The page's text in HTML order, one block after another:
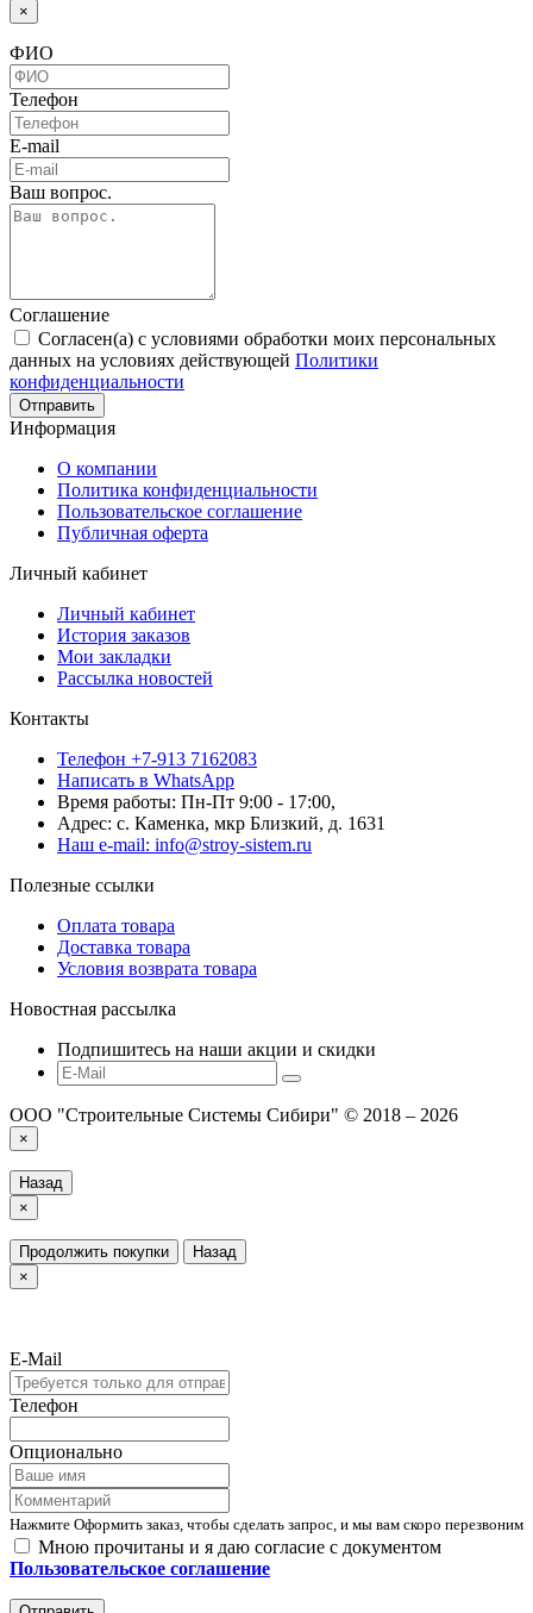
×
ФИО
Телефон
E-mail
Ваш вопрос.
Соглашение
Согласен(а) с условиями обработки моих персональных
данных на условиях действующей Политики
конфиденциальности
Отправить
Информация
О компании
Политика конфиденциальности
Пользовательское соглашение
Публичная оферта
Личный кабинет
Личный кабинет
История заказов
Мои закладки
Рассылка новостей
Контакты
Телефон +7-913 7162083
Написать в WhatsApp
Время работы: Пн-Пт 9:00 - 17:00,
Адрес: с. Каменка, мкр Близкий, д. 1631
Наш e-mail: info@stroy-sistem.ru
Полезные ссылки
Оплата товара
Доставка товара
Условия возврата товара
Новостная рассылка
Подпишитесь на наши акции и скидки
ООО "Строительные Системы Сибири" © 2018 – 2026
×
Назад
×
Продолжить покупки
Назад
×
E-Mail
Телефон
Опционально
Нажмите Оформить заказ, чтобы сделать запрос, и мы вам скоро перезвоним
Мною прочитаны и я даю согласие с документом
Пользовательское соглашение